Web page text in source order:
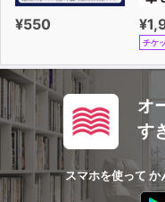
¥550
チケ
オ
す
スマホを使って